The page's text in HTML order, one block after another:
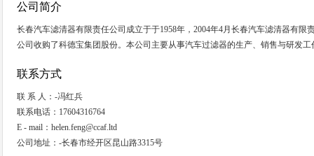
公司简介
长春汽车滤清器有限责任公司成立于于1958年，2004年4月长春汽车滤清器有
公司收购了科德宝集团股份。本公司主要从事汽车过滤器的生产、销售与研发
联系方式
联 系 人：-冯红兵
联系电话：17604316764
E - mail：helen.feng@ccaf.ltd
公司地址：-长春市经开区昆山路3315号